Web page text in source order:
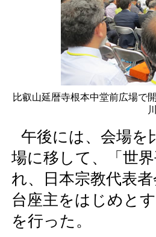
比叡山延暦寺根本中堂前広場で
午後には、会場を
場に移して、「世
れ、日本宗教代表
台座主をはじめと
を行った。